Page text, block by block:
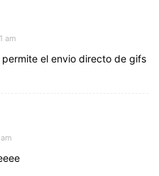
am
el envio directo de gifs